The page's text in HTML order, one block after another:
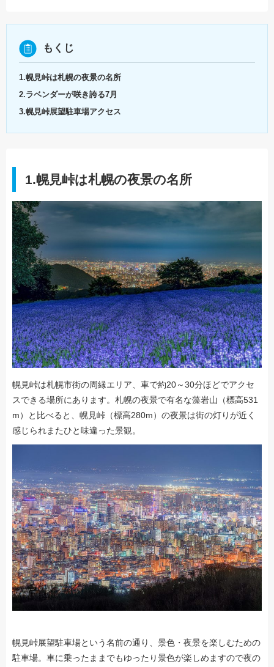
もくじ
1.幌見峠は札幌の夜景の名所
2.ラベンダーが咲き誇る7月
3.幌見峠展望駐車場アクセス
1.幌見峠は札幌の夜景の名所
幌見峠は札幌市街の周縁エリア、車で約20～30分ほどでアクセ
スできる場所にあります。札幌の夜景で有名な藻岩山（標高531
m）と比べると、幌見峠（標高280m）の夜景は街の灯りが近く
感じられまたひと味違った景観。
幌見峠展望駐車場という名前の通り、景色・夜景を楽しむための
駐車場。車に乗ったままでもゆったり景色が楽しめますので夜の